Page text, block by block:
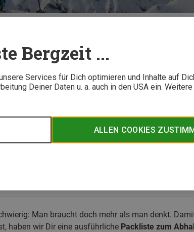
Bergzeit ...
Services für Dich optimieren und Inhalte auf
Deiner Daten u. a. auch in den USA ein.
ALLEN COOKIES
in den Startlöchern? Auf dieser
brauchst.
Man braucht doch mehr als man denkt.
haben wir Dir eine ausführliche Packliste zum